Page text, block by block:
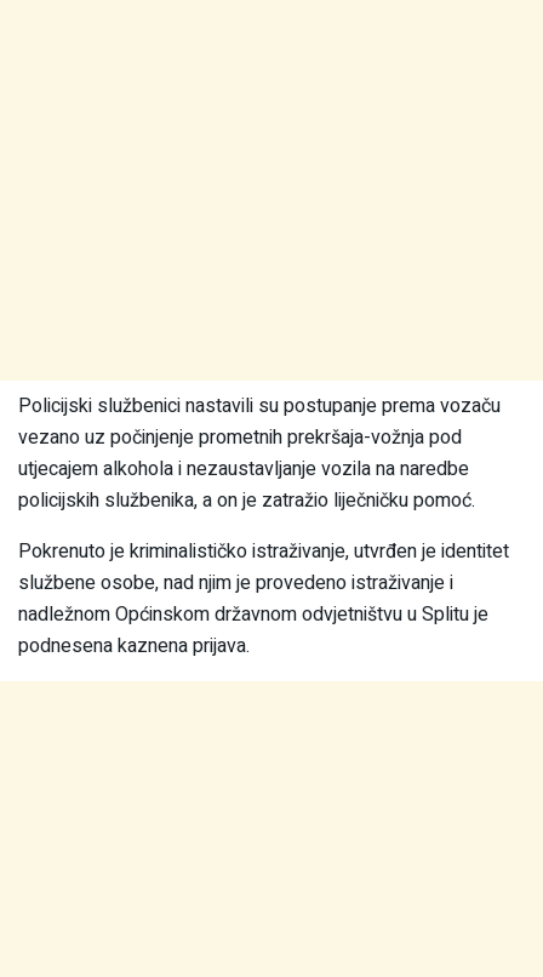
Policijski službenici nastavili su postupanje prema vozaču
vezano uz počinjenje prometnih prekršaja-vožnja pod
utjecajem alkohola i nezaustavljanje vozila na naredbe
policijskih službenika, a on je zatražio liječničku pomoć.
Pokrenuto je kriminalističko istraživanje, utvrđen je identitet
službene osobe, nad njim je provedeno istraživanje i
nadležnom Općinskom državnom odvjetništvu u Splitu je
podnesena kaznena prijava.